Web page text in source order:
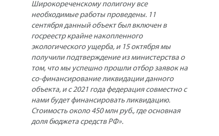
Широкореченскому полигону все
необходимые работы проведены. 11
сентября данный объект был включен в
госреестр крайне накопленного
экологического ущерба, и 15 октября мы
получили подтверждение из министерства о
том, что мы успешно прошли отбор заявок на
со-финансирование ликвидации данного
объекта, и с 2021 года федерация совместно с
нами будет финансировать ликвидацию.
Стоимость около 450 млн руб., где основная
доля бюджета средств РФ».